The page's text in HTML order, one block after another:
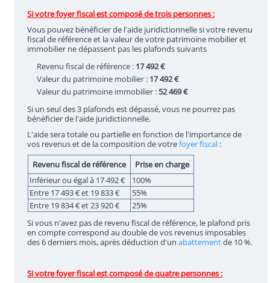
Si votre foyer fiscal est composé de trois personnes :
Vous pouvez bénéficier de l'aide juridictionnelle si votre revenu
fiscal de référence et la valeur de votre patrimoine mobilier et
immobilier ne dépassent pas les plafonds suivants
Revenu fiscal de référence : 17 492 €
Valeur du patrimoine mobilier : 17 492 €
Valeur du patrimoine immobilier :52 469 €
Si un seul des 3 plafonds est dépassé, vous ne pourrez pas
bénéficier de l'aide juridictionnelle.
L'aide sera totale ou partielle en fonction de l'importance de
vos revenus et de la composition de votrefoyer fiscal :
Revenu fiscal de référence
Prise en charge
Inférieur ou égal à 17 492 €
100%
Entre 17 493 € et 19 833 €
55%
Entre 19 834 € et 23 920 €
25%
Si vous n'avez pas de revenu fiscal de référence, le plafond pris
en compte correspond au double de vos revenus imposables
des 6 derniers mois, après déduction d'unabattementde 10 %.
Si votre foyer fiscal est composé de quatre personnes :